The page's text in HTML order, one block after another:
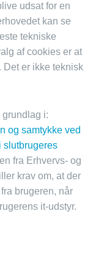
udsat for en
kan se
tekniske
af cookies er at
Det er ikke teknisk
i:
og samtykke ved
slutbrugeres
fra Erhvervs- og
krav om, at der
brugeren, når
it-udstyr.